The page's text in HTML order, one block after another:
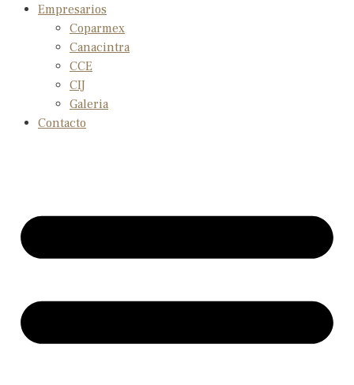
Empresarios
Coparmex
Canacintra
CCE
CIJ
Galeria
Contacto